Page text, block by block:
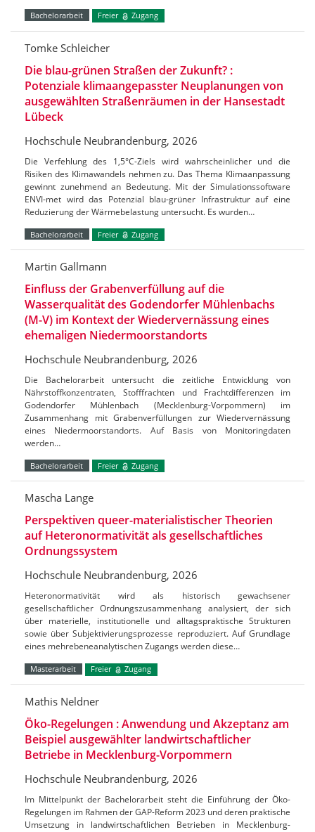
Bachelorarbeit Freier Zugang
Tomke Schleicher
Die blau-grünen Straßen der Zukunft? :
Potenziale klimaangepasster Neuplanungen von
ausgewählten Straßenräumen in der Hansestadt
Lübeck
Hochschule Neubrandenburg, 2026
Die Verfehlung des 1,5°C-Ziels wird wahrscheinlicher und die
Risiken des Klimawandels nehmen zu. Das Thema Klimaanpassung
gewinnt zunehmend an Bedeutung. Mit der Simulationssoftware
ENVI-met wird das Potenzial blau-grüner Infrastruktur auf eine
Reduzierung der Wärmebelastung untersucht. Es wurden…
Bachelorarbeit Freier Zugang
Martin Gallmann
Einfluss der Grabenverfüllung auf die
Wasserqualität des Godendorfer Mühlenbachs
(M-V) im Kontext der Wiedervernässung eines
ehemaligen Niedermoorstandorts
Hochschule Neubrandenburg, 2026
Die Bachelorarbeit untersucht die zeitliche Entwicklung von
Nährstoffkonzentraten, Stofffrachten und Frachtdifferenzen im
Godendorfer Mühlenbach (Mecklenburg-Vorpommern) im
Zusammenhang mit Grabenverfüllungen zur Wiedervernässung
eines Niedermoorstandorts. Auf Basis von Monitoringdaten
werden…
Bachelorarbeit Freier Zugang
Mascha Lange
Perspektiven queer-materialistischer Theorien
auf Heteronormativität als gesellschaftliches
Ordnungssystem
Hochschule Neubrandenburg, 2026
Heteronormativität wird als historisch gewachsener
gesellschaftlicher Ordnungszusammenhang analysiert, der sich
über materielle, institutionelle und alltagspraktische Strukturen
sowie über Subjektivierungsprozesse reproduziert. Auf Grundlage
eines mehrebeneanalytischen Zugangs werden diese…
Masterarbeit Freier Zugang
Mathis Neldner
Öko-Regelungen : Anwendung und Akzeptanz am
Beispiel ausgewählter landwirtschaftlicher
Betriebe in Mecklenburg-Vorpommern
Hochschule Neubrandenburg, 2026
Im Mittelpunkt der Bachelorarbeit steht die Einführung der Öko-
Regelungen im Rahmen der GAP-Reform 2023 und deren praktische
Umsetzung in landwirtschaftlichen Betrieben in Mecklenburg-